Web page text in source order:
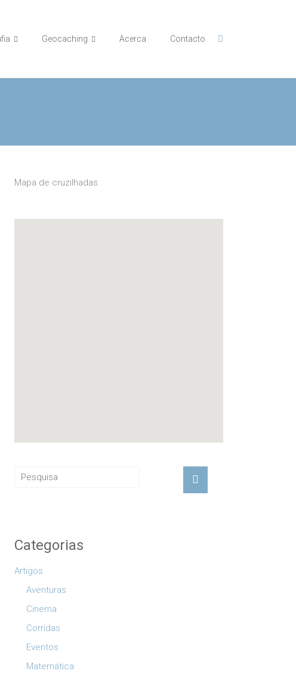
Geocaching Acerca Contacto
Mapa de cruzilhadas
Categorias
Artigos
Aventuras
Cinema
Corridas
Eventos
Matemática